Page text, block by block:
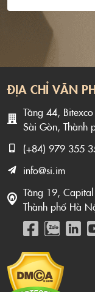
ĐỊA CHỈ VĂN
Tầng 44,
Sài Gòn, Thành
(+84) 979 355
info@si.im
Tầng 19,
Thành phố Hà